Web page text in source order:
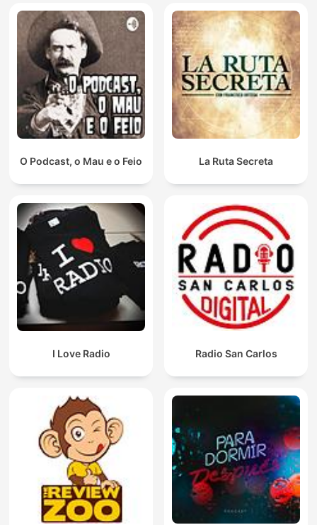
O Podcast, o Mau e o Feio La Ruta Secreta
I Love Radio Radio San Carlos